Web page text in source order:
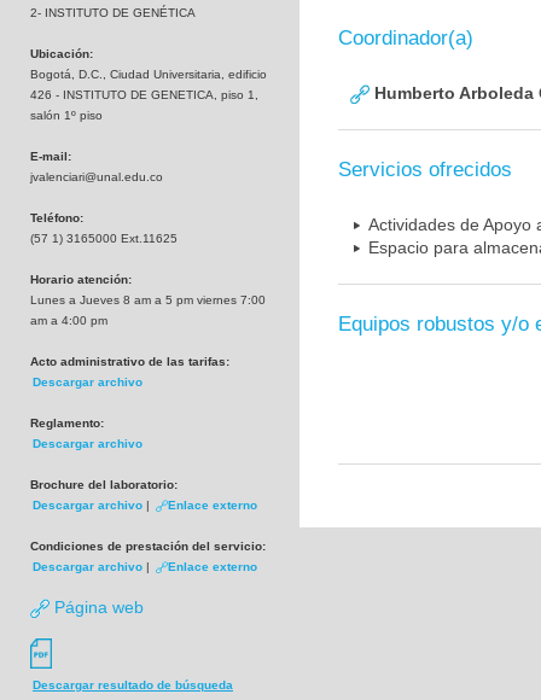
2- INSTITUTO DE GENÉTICA
Ubicación:
Bogotá, D.C., Ciudad Universitaria, edificio
426 - INSTITUTO DE GENETICA, piso 1,
salón 1º piso
E-mail:
jvalenciari@unal.edu.co
Teléfono:
(57 1) 3165000 Ext.11625
Horario atención:
Lunes a Jueves 8 am a 5 pm viernes 7:00
am a 4:00 pm
Acto administrativo de las tarifas:
Descargar archivo
Reglamento:
Descargar archivo
Brochure del laboratorio:
Descargar archivo | Enlace externo
Condiciones de prestación del servicio:
Descargar archivo | Enlace externo
Página web
Descargar resultado de búsqueda
Coordinador(a)
Humberto Arboleda
Servicios ofrecidos
Actividades de Apoyo
Espacio para
Equipos robustos y/o